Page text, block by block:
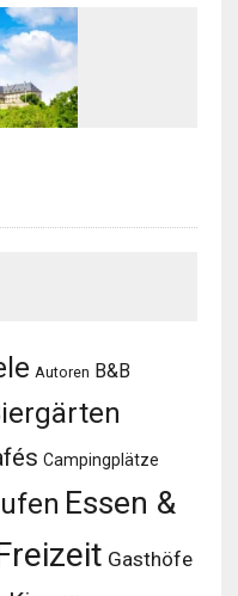
Autoren B&B
Campingplätze
Essen &
Gasthöfe